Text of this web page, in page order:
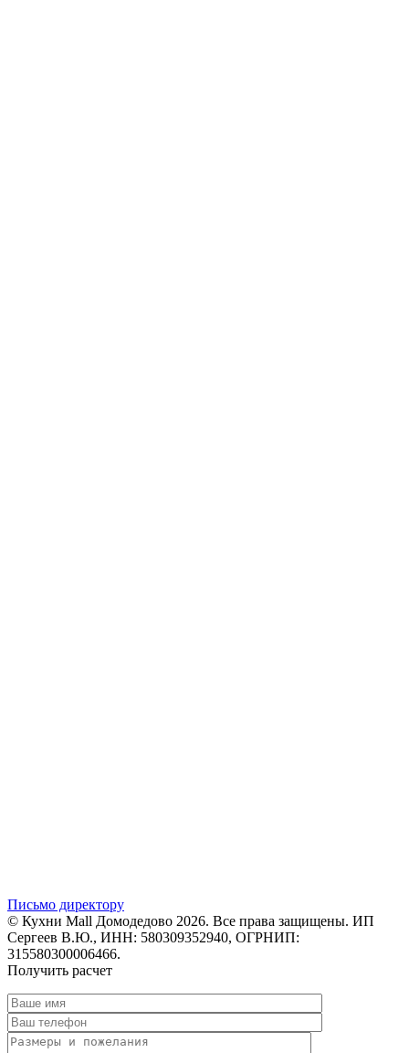
Письмо директору
© Кухни Mall Домодедово 2026. Все права защищены. ИП
Сергеев В.Ю., ИНН: 580309352940, ОГРНИП:
315580300006466.
Получить расчет